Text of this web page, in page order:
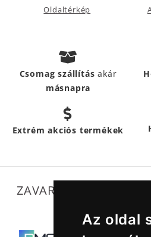
Az oldal
Oldaltérkép
Csomag szállításakár
másnapra
Extrém akciós termékek
ZAVARTALAN